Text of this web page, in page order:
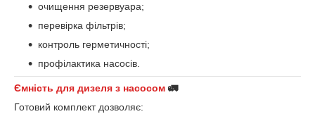
очищення резервуара;
перевірка фільтрів;
контроль герметичності;
профілактика насосів.
Ємність для дизеля з насосом 🚛
Готовий комплект дозволяє: